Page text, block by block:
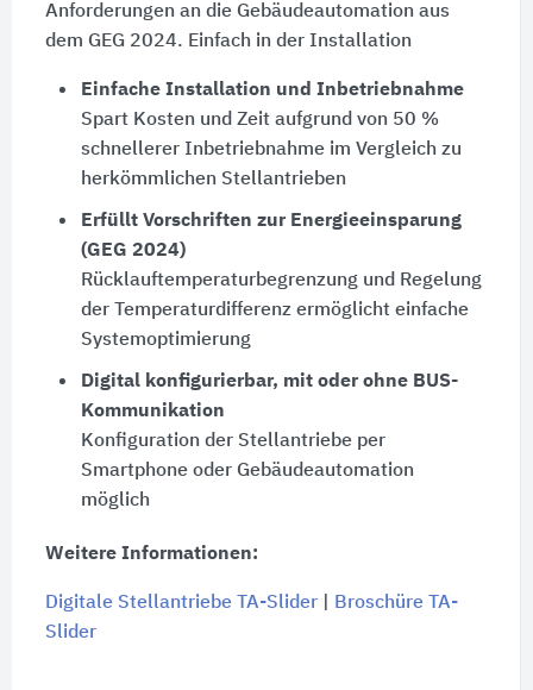
Anforderungen an die Gebäudeautomation aus
dem GEG 2024. Einfach in der Installation
Einfache Installation und Inbetriebnahme
Spart Kosten und Zeit aufgrund von 50 %
schnellerer Inbetriebnahme im Vergleich zu
herkömmlichen Stellantrieben
Erfüllt Vorschriften zur Energieeinsparung
(GEG 2024)
Rücklauftemperaturbegrenzung und Regelung
der Temperaturdifferenz ermöglicht einfache
Systemoptimierung
Digital konfigurierbar, mit oder ohne BUS-
Kommunikation
Konfiguration der Stellantriebe per
Smartphone oder Gebäudeautomation
möglich
Weitere Informationen:
Digitale Stellantriebe TA-Slider|
Broschüre TA-
Slider